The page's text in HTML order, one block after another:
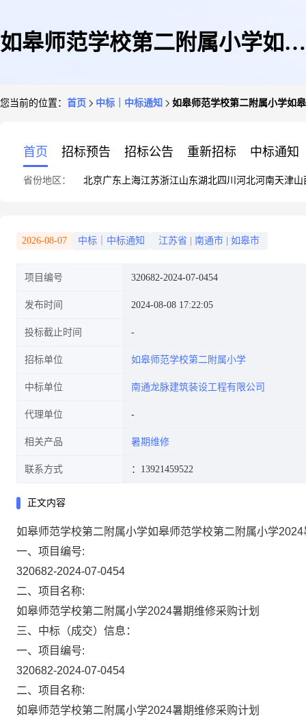
如皋师范学校第二附属小学如皋
您当前的位置： 首页 中标｜中标通知 如皋师范学校第二附属小学如
首页 招标预告 招标公告 重新招标 中标通知
省份地区： 北京广东 上海江苏浙江山东湖北四川 河北河南天津山
2026-08-07 中标｜中标通知 江苏省 南通市 如皋市
项目编号 320682-2024-07-0454
发布时间 2024-08-08 17:22:05
投标截止时间
招标单位 如皋师范学校第二附属小学
中标单位 南通龙脉建筑装设工程有限公司
代理单位
相关产品 暑期维修
联系方式 ：13921459522
正文内容
如皋师范学校第二附属小学如皋师范学校第二附属小学
一、项目编号:
320682-2024-07-0454
二、项目名称:
如皋师范学校第二附属小学2024暑期维修采购计划
三、中标（成交）信息：
一、项目编号:
320682-2024-07-0454
二、项目名称:
如皋师范学校第二附属小学2024暑期维修采购计划